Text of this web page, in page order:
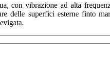
con vibrazione ad alta
delle superfici esterne finto